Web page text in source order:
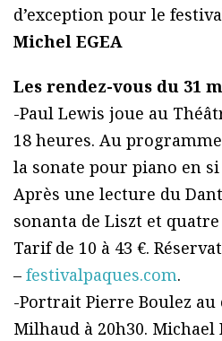
d’exception pour le
Michel EGEA
Les rendez-vous du 31
-Paul Lewis joue au
18 heures. Au
la sonate pour piano en
Après une lecture du
sonanta de Liszt et
Tarif de 10 à 43 €.
– festivalpaques.com.
-Portrait Pierre Boulez
Milhaud à 20h30.